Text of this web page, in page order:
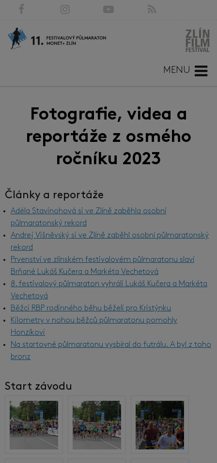
MENU
Fotografie, videa a
reportáže z osmého
ročníku 2023
Články a reportáže
Adéla Stavinohová si ve Zlíně zaběhla osobní
půlmaratonský rekord
Andrej Višněvský si ve Zlíně zaběhl osobní půlmaratonský
rekord
Prvenství ve zlínském festivalovém půlmaratonu slaví
Brňané Lukáš Kučera a Markéta Vechetová
8. festivalový půlmaraton vyhráli Lukáš Kučera a Markéta
Vechetová
Běžci RBP rodinného běhu běželi pro Kristýnku
Kilometry v nohou běžců půlmaratonu pomohly
Honzíkovi
Na startovné půlmaratonu vysbíral do futrálu. A byl z toho
bronz
Start závodu